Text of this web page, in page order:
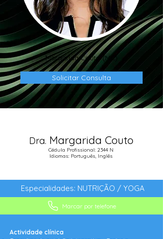
Margarida Couto (MC)
Solicitar Consulta
Dra. Margarida Couto
Cédula Profissional: 2344 N
Idiomas: Português, Inglês
Especialidades: NUTRIÇÃO / YOGA
Marcar por telefone
Actividade clínica